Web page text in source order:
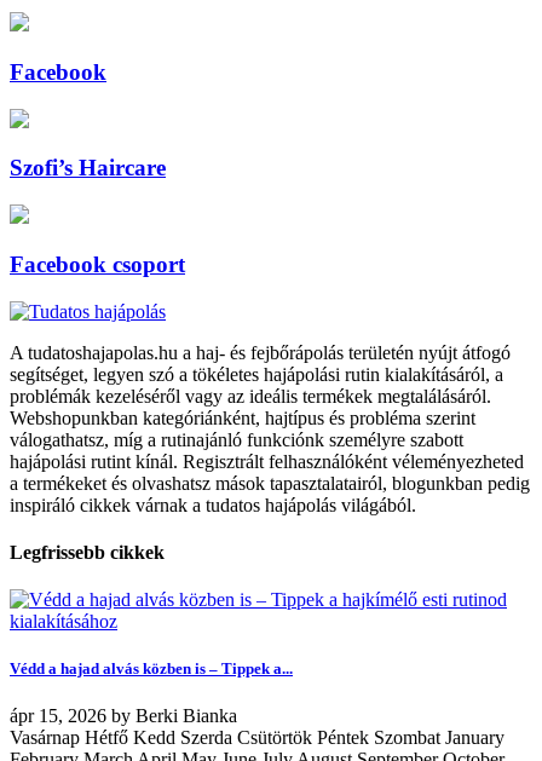
Facebook
Szofi’s Haircare
Facebook csoport
A tudatoshajapolas.hu a haj- és fejbőrápolás területén nyújt átfogó
segítséget, legyen szó a tökéletes hajápolási rutin kialakításáról, a
problémák kezeléséről vagy az ideális termékek megtalálásáról.
Webshopunkban kategóriánként, hajtípus és probléma szerint
válogathatsz, míg a rutinajánló funkciónk személyre szabott
hajápolási rutint kínál. Regisztrált felhasználóként véleményezheted
a termékeket és olvashatsz mások tapasztalatairól, blogunkban pedig
inspiráló cikkek várnak a tudatos hajápolás világából.
Legfrissebb cikkek
Védd a hajad alvás közben is – Tippek a...
ápr 15, 2026 by Berki Bianka
Vasárnap Hétfő Kedd Szerda Csütörtök Péntek Szombat January